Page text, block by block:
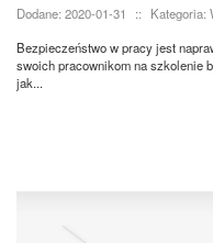
Dodane: 2020-01-31 ::
Kategoria:
Bezpieczeństwo w pracy jest
swoich pracownikom na szkolenie
jak...